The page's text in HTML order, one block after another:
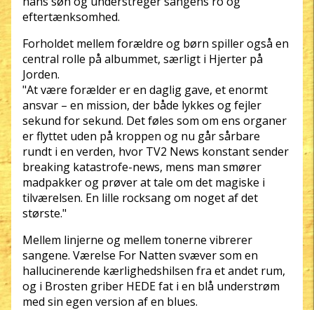
eftertænksomhed.
Forholdet mellem forældre og børn spiller også en
central rolle på albummet, særligt i Hjerter på
Jorden.
"At være forælder er en daglig gave, et enormt
ansvar – en mission, der både lykkes og fejler
sekund for sekund. Det føles som om ens organer
er flyttet uden på kroppen og nu går sårbare
rundt i en verden, hvor TV2 News konstant sender
breaking katastrofe-news, mens man smører
madpakker og prøver at tale om det magiske i
tilværelsen. En lille rocksang om noget af det
største."
Mellem linjerne og mellem tonerne vibrerer
sangene. Værelse For Natten svæver som en
hallucinerende kærlighedshilsen fra et andet rum,
og i Brosten griber HEDE fat i en blå understrøm
med sin egen version af en blues.